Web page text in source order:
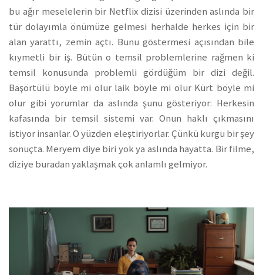
bu ağır meselelerin bir Netflix dizisi üzerinden aslında bir
tür dolayımla önümüze gelmesi herhalde herkes için bir
alan yarattı, zemin açtı. Bunu göstermesi açısından bile
kıymetli bir iş. Bütün o temsil problemlerine rağmen ki
temsil konusunda problemli gördüğüm bir dizi değil.
Başörtülü böyle mi olur laik böyle mi olur Kürt böyle mi
olur gibi yorumlar da aslında şunu gösteriyor: Herkesin
kafasında bir temsil sistemi var. Onun haklı çıkmasını
istiyor insanlar. O yüzden eleştiriyorlar. Çünkü kurgu bir şey
sonuçta. Meryem diye biri yok ya aslında hayatta. Bir filme,
diziye buradan yaklaşmak çok anlamlı gelmiyor.